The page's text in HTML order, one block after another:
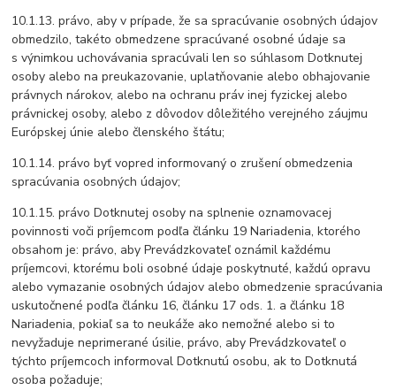
10.1.13. právo, aby v prípade, že sa spracúvanie osobných údajov
obmedzilo, takéto obmedzene spracúvané osobné údaje sa
s výnimkou uchovávania spracúvali len so súhlasom Dotknutej
osoby alebo na preukazovanie, uplatňovanie alebo obhajovanie
právnych nárokov, alebo na ochranu práv inej fyzickej alebo
právnickej osoby, alebo z dôvodov dôležitého verejného záujmu
Európskej únie alebo členského štátu;
10.1.14. právo byť vopred informovaný o zrušení obmedzenia
spracúvania osobných údajov;
10.1.15. právo Dotknutej osoby na splnenie oznamovacej
povinnosti voči príjemcom podľa článku 19 Nariadenia, ktorého
obsahom je: právo, aby Prevádzkovateľ oznámil každému
príjemcovi, ktorému boli osobné údaje poskytnuté, každú opravu
alebo vymazanie osobných údajov alebo obmedzenie spracúvania
uskutočnené podľa článku 16, článku 17 ods. 1. a článku 18
Nariadenia, pokiaľ sa to neukáže ako nemožné alebo si to
nevyžaduje neprimerané úsilie, právo, aby Prevádzkovateľ o
týchto príjemcoch informoval Dotknutú osobu, ak to Dotknutá
osoba požaduje;